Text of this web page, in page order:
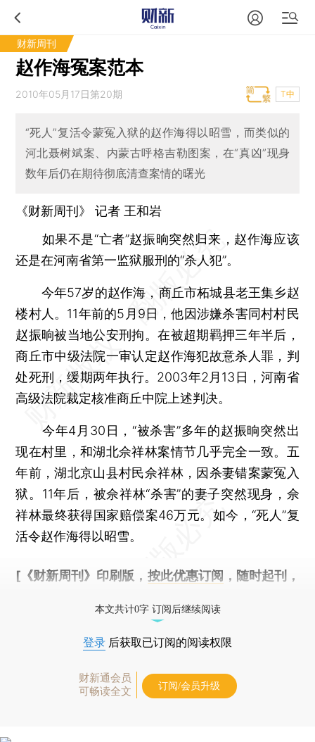
财新周刊
赵作海冤案范本
2010年05月17日第20期 T中
“死人”复活令蒙冤入狱的赵作海得以昭雪，而类似的
河北聂树斌案、内蒙古呼格吉勒图案，在“真凶”现身
数年后仍在期待彻底清查案情的曙光
《财新周刊》 记者 王和岩
如果不是“亡者”赵振晌突然归来，赵作海应该
还是在河南省第一监狱服刑的“杀人犯”。
今年57岁的赵作海，商丘市柘城县老王集乡赵
楼村人。11年前的5月9日，他因涉嫌杀害同村村民
赵振晌被当地公安刑拘。在被超期羁押三年半后，
商丘市中级法院一审认定赵作海犯故意杀人罪，判
处死刑，缓期两年执行。2003年2月13日，河南省
高级法院裁定核准商丘中院上述判决。
今年4月30日，“被杀害”多年的赵振晌突然出
现在村里，和湖北佘祥林案情节几乎完全一致。五
年前，湖北京山县村民佘祥林，因杀妻错案蒙冤入
狱。11年后，被佘祥林“杀害”的妻子突然现身，佘
祥林最终获得国家赔偿案46万元。如今，“死人”复
活令赵作海得以昭雪。
[《财新周刊》印刷版， 按此优惠订阅 ，随时起刊，
本文共计0字 订阅后继续阅读
登录 后获取已订阅的阅读权限
财新通会员
可畅读全文
订阅/会员升级